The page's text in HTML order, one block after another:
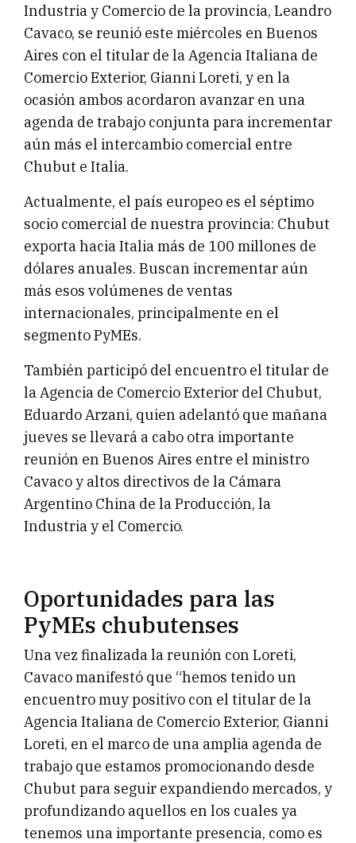
Industria y Comercio de la provincia, Leandro
Cavaco, se reunió este miércoles en Buenos
Aires con el titular de la Agencia Italiana de
Comercio Exterior, Gianni Loreti, y en la
ocasión ambos acordaron avanzar en una
agenda de trabajo conjunta para incrementar
aún más el intercambio comercial entre
Chubut e Italia.
Actualmente, el país europeo es el séptimo
socio comercial de nuestra provincia: Chubut
exporta hacia Italia más de 100 millones de
dólares anuales. Buscan incrementar aún
más esos volúmenes de ventas
internacionales, principalmente en el
segmento PyMEs.
También participó del encuentro el titular de
la Agencia de Comercio Exterior del Chubut,
Eduardo Arzani, quien adelantó que mañana
jueves se llevará a cabo otra importante
reunión en Buenos Aires entre el ministro
Cavaco y altos directivos de la Cámara
Argentino China de la Producción, la
Industria y el Comercio.
Oportunidades para las
PyMEs chubutenses
Una vez finalizada la reunión con Loreti,
Cavaco manifestó que “hemos tenido un
encuentro muy positivo con el titular de la
Agencia Italiana de Comercio Exterior, Gianni
Loreti, en el marco de una amplia agenda de
trabajo que estamos promocionando desde
Chubut para seguir expandiendo mercados, y
profundizando aquellos en los cuales ya
tenemos una importante presencia, como es